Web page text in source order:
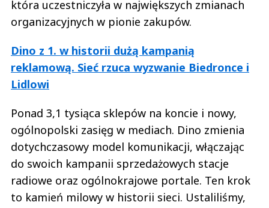
która uczestniczyła w największych zmianach
organizacyjnych w pionie zakupów.
Dino z 1. w historii dużą kampanią
reklamową. Sieć rzuca wyzwanie Biedronce i
Lidlowi
Ponad 3,1 tysiąca sklepów na koncie i nowy,
ogólnopolski zasięg w mediach. Dino zmienia
dotychczasowy model komunikacji, włączając
do swoich kampanii sprzedażowych stacje
radiowe oraz ogólnokrajowe portale. Ten krok
to kamień milowy w historii sieci. Ustaliliśmy,